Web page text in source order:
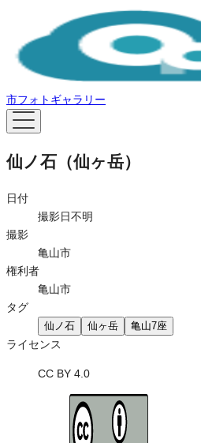
市フォトギャラリー
仙ノ石（仙ヶ岳）
日付
撮影日不明
撮影
亀山市
権利者
亀山市
タグ
仙ノ石 仙ヶ岳 亀山7座
ライセンス
CC BY 4.0